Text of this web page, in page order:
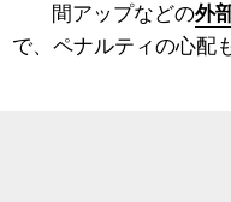
間アップなどの外
で、ペナルティの心配